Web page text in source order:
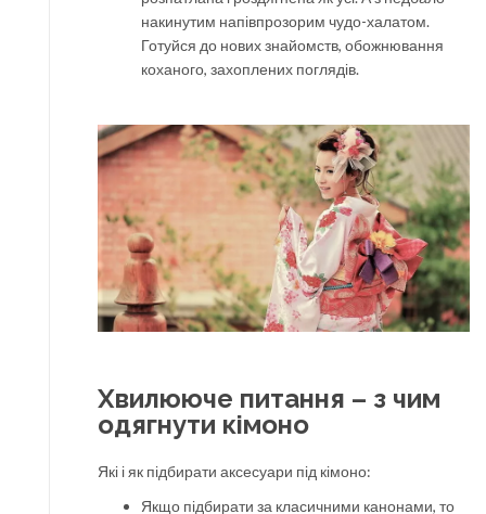
накинутим напівпрозорим чудо-халатом.
Готуйся до нових знайомств, обожнювання
коханого, захоплених поглядів.
Хвилююче питання – з чим
одягнути кімоно
Які і як підбирати аксесуари під кімоно:
Якщо підбирати за класичними канонами, то